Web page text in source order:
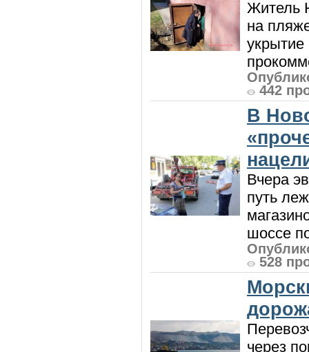
Житель
на
442
В
Вчера
путь
шоссе
528
через